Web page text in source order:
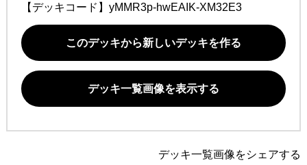
【デッキコード】 yMMR3p-hwEAIK-XM32E3
このデッキから新しいデッキを作る
デッキ一覧画像を表示する
デッキ一覧画像をシェアする